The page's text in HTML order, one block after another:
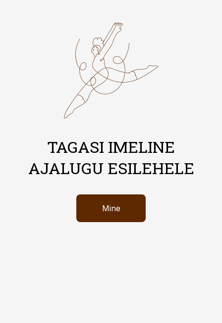
TAGASI IMELINE
AJALUGU ESILEHELE
Mine